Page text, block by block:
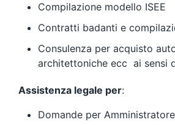
Compilazione modello ISEE
Contratti badanti e
Consulenza per acquisto
architettoniche ecc ai sensi
Assistenza legale per:
Domande per